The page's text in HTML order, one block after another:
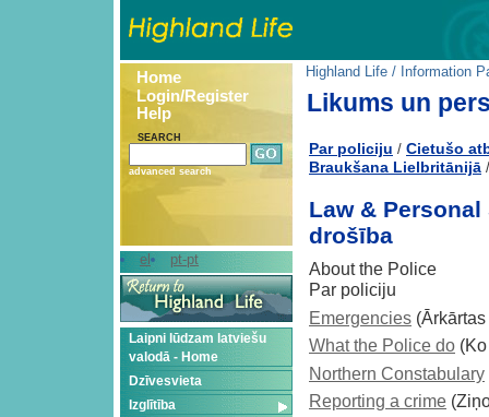
Home
Login/Register
Help
SEARCH
advanced search
el pt-pt
Laipni lūdzam latviešu
valodā - Home
Dzīvesvieta
Izglītība
Highland Life / Information
Likums un
Par policiju / Cietušo
Braukšana Lielbritānijā
Law &
drošība
About the Police
Par policiju
Emergencies
What the Police do
Northern Constabulary
Reporting a crime